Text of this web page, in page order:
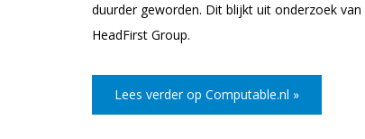
duurder geworden. Dit blijkt uit onderzoek
HeadFirst Group.
Lees verder op Computable.nl »